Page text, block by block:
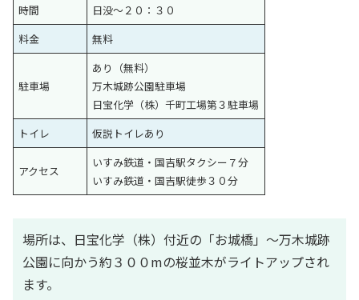
時間
日没〜２０：３０
料金
無料
駐車場
あり（無料）
万木城跡公園駐車場
日宝化学（株）千町工場第３駐車場
トイレ
仮説トイレあり
アクセス
いすみ鉄道・国吉駅タクシー７分
いすみ鉄道・国吉駅徒歩３０分
場所は、日宝化学（株）付近の「お城橋」〜万木城跡
公園に向かう約３００mの桜並木がライトアップされ
ます。